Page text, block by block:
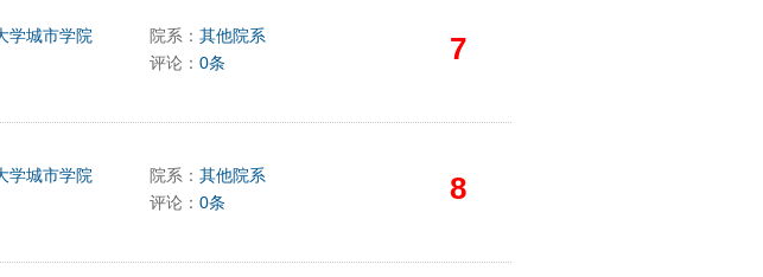
学城市学院 院系： 其他院系 7
评论： 0条
学城市学院 院系： 其他院系 8
评论： 0条